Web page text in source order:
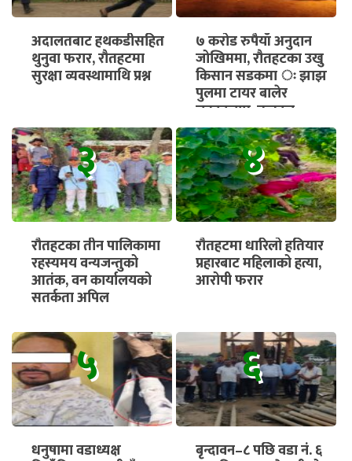
अदालतबाट हथकडीसहित
थुनुवा फरार, रौतहटमा
सुरक्षा व्यवस्थामाथि प्रश्न
७ करोड रुपैयाँ अनुदान
जोखिममा, रौतहटका उखु
किसान सडकमा ः झाझ
पुलमा टायर बालेर
चक्काजाम, तत्काल
भुक्तानी सुनिश्चित गर्न माग
३
रौतहटका तीन पालिकामा
रहस्यमय वन्यजन्तुको
आतंक, वन कार्यालयको
सतर्कता अपिल
४
रौतहटमा धारिलो हतियार
प्रहारबाट महिलाको हत्या,
आरोपी फरार
५
धनुषामा वडाध्यक्ष
६
बृन्दावन–८ पछि वडा नं. ६